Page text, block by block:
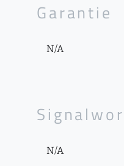
Garantie
N/A
N/A